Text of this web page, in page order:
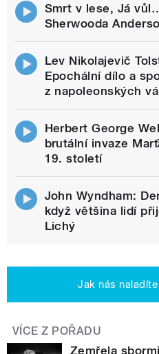
Smrt v lese, Já
Sherwooda
Lev Nikolajevič
Epochální dílo a
z napoleonských
Herbert George
brutální invaze
19. století
John Wyndham:
když většina lidí
Lichý
Jak nás
VÍCE Z POŘADU
Zemřela